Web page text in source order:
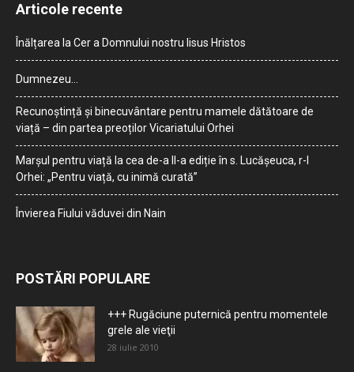
Articole recente
Înălțarea la Cer a Domnului nostru Iisus Hristos
Dumnezeu…
Recunoștință și binecuvântare pentru mamele dătătoare de
viață – din partea preoților Vicariatului Orhei
Marșul pentru viață la cea de-a II-a ediție în s. Lucășeuca, r-l
Orhei: „Pentru viață, cu inimă curată”
Învierea Fiului văduvei din Nain
POSTĂRI POPULARE
+++ Rugăciune puternică pentru momentele
grele ale vieţii
28 iulie 2010